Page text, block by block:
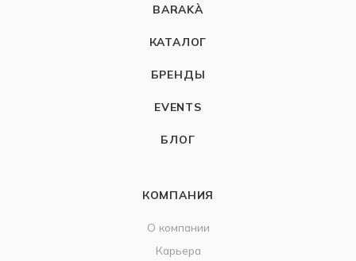
BARAKÀ
КАТАЛОГ
БРЕНДЫ
EVENTS
БЛОГ
КОМПАНИЯ
О компании
Карьера